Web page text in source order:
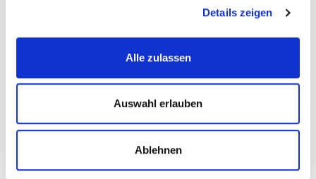
Details zeigen
Alle zulassen
Auswahl erlauben
Ablehnen